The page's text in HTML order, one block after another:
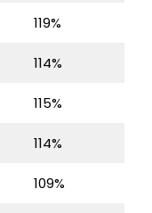
119%
114%
115%
114%
109%